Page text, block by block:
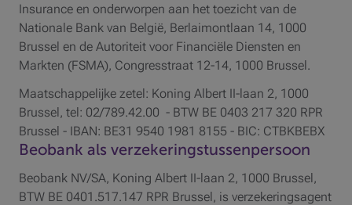
Insurance en onderworpen aan het toezicht van de
Nationale Bank van België, Berlaimontlaan 14, 1000
Brussel en de Autoriteit voor Financiële Diensten en
Markten (FSMA), Congresstraat 12-14, 1000 Brussel.
Maatschappelijke zetel: Koning Albert II-laan 2, 1000
Brussel, tel: 02/789.42.00 - BTW BE 0403 217 320 RPR
Brussel - IBAN: BE31 9540 1981 8155 - BIC: CTBKBEBX
Beobank als verzekeringstussenpersoon
Beobank NV/SA, Koning Albert II-laan 2, 1000 Brussel,
BTW BE 0401.517.147 RPR Brussel, is verzekeringsagent